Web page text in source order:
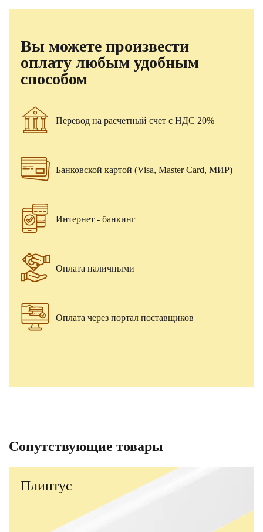
Вы можете произвести
оплату любым удобным
способом
Перевод на расчетный счет с НДС 20%
Банковской картой (Visa, Master Card, МИР)
Интернет - банкинг
Оплата наличными
Оплата через портал поставщиков
Сопутствующие товары
Плинтус